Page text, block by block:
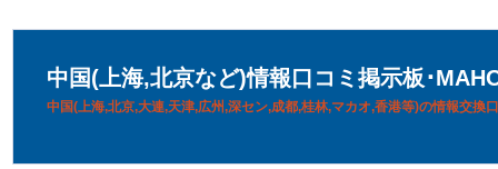
中国(上海,北京など)情報口コミ掲示板･
中国(上海,北京,大連,天津,広州,深セン,成都,桂林,マカオ,香港等)の情報交換